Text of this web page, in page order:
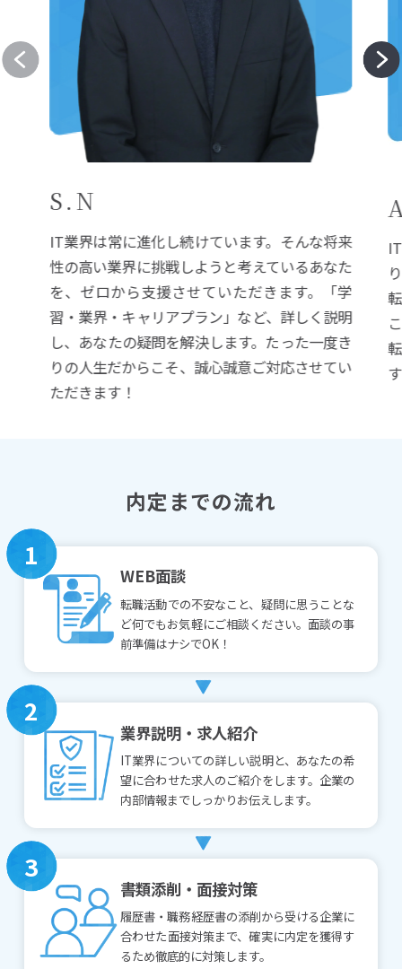
S.N
IT業界は常に進化し続けています。そんな将来
性の高い業界に挑戦しようと考えているあなた
を、ゼロから支援させていただきます。「学
習・業界・キャリアプラン」など、詳しく説明
し、あなたの疑問を解決します。たった一度き
りの人生だからこそ、誠心誠意ご対応させてい
ただきます！
内定までの流れ
1
WEB面談
転職活動での不安なこと、疑問に思うことな
ど何でもお気軽にご相談ください。面談の事
前準備はナシでOK！
2
業界説明・求人紹介
IT業界についての詳しい説明と、あなたの希
望に合わせた求人のご紹介をします。企業の
内部情報までしっかりお伝えします。
3
書類添削・面接対策
履歴書・職務経歴書の添削から受ける企業に
合わせた面接対策まで、確実に内定を獲得す
るため徹底的に対策します。